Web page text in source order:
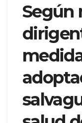
Según